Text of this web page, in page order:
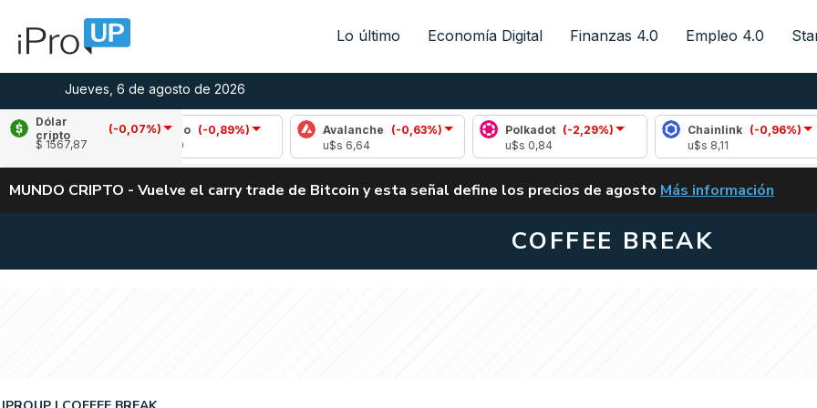
Lo último Economía Digital Finanzas 4.0 Empleo 4.0
Jueves, 6 de agosto de 2026
Dólar
cripto
(-0,07%)
$ 1567,87
Cardano (-0,89%)
u$s 0,19
Avalanche (-0,63%)
Polkadot
(-2,29%)
Chainlink
(-0,96%)
ALERTA
MUNDO CRIPTO - Vuelve el carry trade de Bitcoin y esta señal define los precios de agosto VUELVE EL CARRY
Más información
COFFEE BREAK